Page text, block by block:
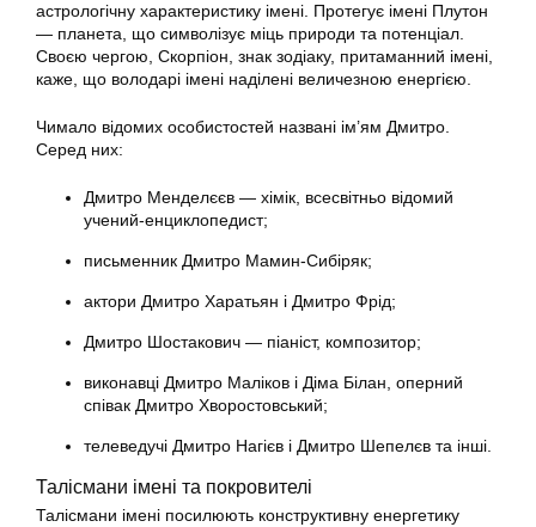
астрологічну характеристику імені. Протегує імені Плутон
— планета, що символізує міць природи та потенціал.
Своєю чергою, Скорпіон, знак зодіаку, притаманний імені,
каже, що володарі імені наділені величезною енергією.
Чимало відомих особистостей названі ім’ям Дмитро.
Серед них:
Дмитро Менделєєв — хімік, всесвітньо відомий
учений-енциклопедист;
письменник Дмитро Мамин-Сибіряк;
актори Дмитро Харатьян і Дмитро Фрід;
Дмитро Шостакович — піаніст, композитор;
виконавці Дмитро Маліков і Діма Білан, оперний
співак Дмитро Хворостовський;
телеведучі Дмитро Нагієв і Дмитро Шепелєв та інші.
Талісмани імені та покровителі
Талісмани імені посилюють конструктивну енергетику